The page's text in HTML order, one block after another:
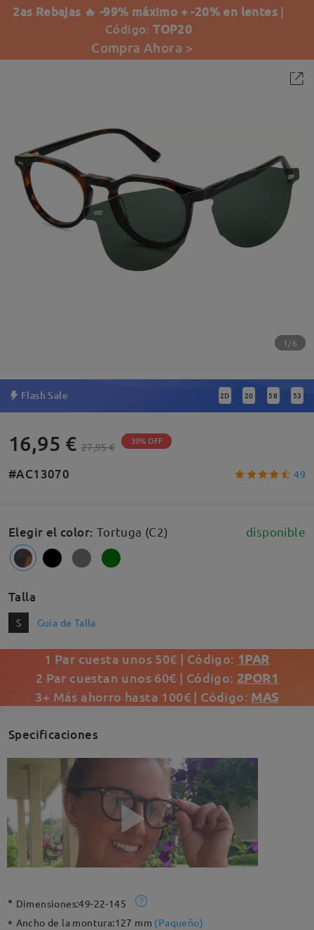
2as Rebajas 🔥 -99% máximo + -20% en lentes |
Código:TOP20
Compra Ahora >
1/6
Flash Sale 2D : 20 : 58 : 53
16,95 € 27,95 € 39% OFF
#AC13070 49
Elegir el color: Tortuga (C2) disponible
Talla
S Guía de Talla
1 Par cuesta unos 50€ | Código: 1PAR
2 Par cuestan unos 60€ | Código: 2POR1
3+ Más ahorro hasta 100€ | Código: MAS
Specificaciones
Dimensiones:49-22-145
Ancho de la montura:127 mm (Paqueño)